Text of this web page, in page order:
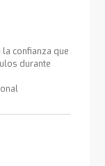
la confianza que
durante